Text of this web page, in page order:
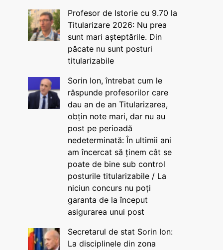
Profesor de Istorie cu 9.70 la
Titularizare 2026: Nu prea
sunt mari așteptările. Din
păcate nu sunt posturi
titularizabile
Sorin Ion, întrebat cum le
răspunde profesorilor care
dau an de an Titularizarea,
obțin note mari, dar nu au
post pe perioadă
nedeterminată: În ultimii ani
am încercat să ținem cât se
poate de bine sub control
posturile titularizabile / La
niciun concurs nu poți
garanta de la început
asigurarea unui post
Secretarul de stat Sorin Ion:
La disciplinele din zona